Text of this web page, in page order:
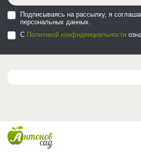
Подписываясь на рассылку, я
персональных данных.
С Политикой конфиденциальности